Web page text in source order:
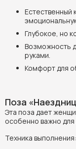
Естественный
Глубокое, но
Возможность
руками.
Комфорт для
Поза
Эта поза дает
особенно важно
Техника выполнения: